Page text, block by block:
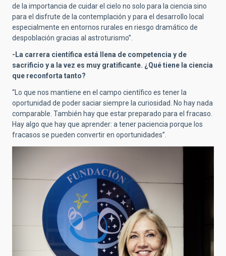
de la importancia de cuidar el cielo no solo para la ciencia sino
para el disfrute de la contemplación y para el desarrollo local
especialmente en entornos rurales en riesgo dramático de
despoblación gracias al astroturismo”.
-La carrera científica está llena de competencia y de
sacrificio y a la vez es muy gratificante. ¿Qué tiene la ciencia
que reconforta tanto?
“Lo que nos mantiene en el campo científico es tener la
oportunidad de poder saciar siempre la curiosidad. No hay nada
comparable. También hay que estar preparado para el fracaso.
Hay algo que hay que aprender: a tener paciencia porque los
fracasos se pueden convertir en oportunidades”.